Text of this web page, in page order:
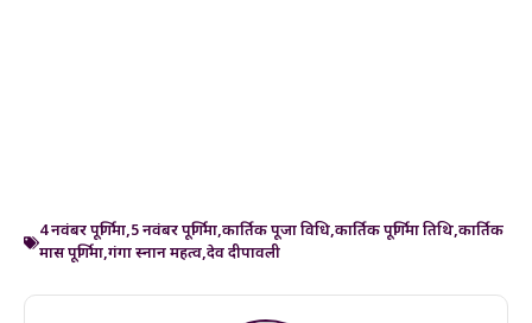
4 नवंबर पूर्णिमा,5 नवंबर पूर्णिमा,कार्तिक पूजा विधि,कार्तिक पूर्णिमा तिथि,कार्तिक
मास पूर्णिमा,गंगा स्नान महत्व,देव दीपावली